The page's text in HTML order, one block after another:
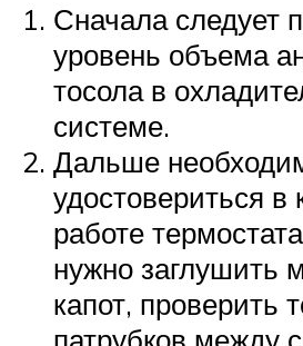
Сначала следует
уровень объема
тосола в
системе.
Дальше
удостовериться в
работе
нужно заглушить
капот, проверить